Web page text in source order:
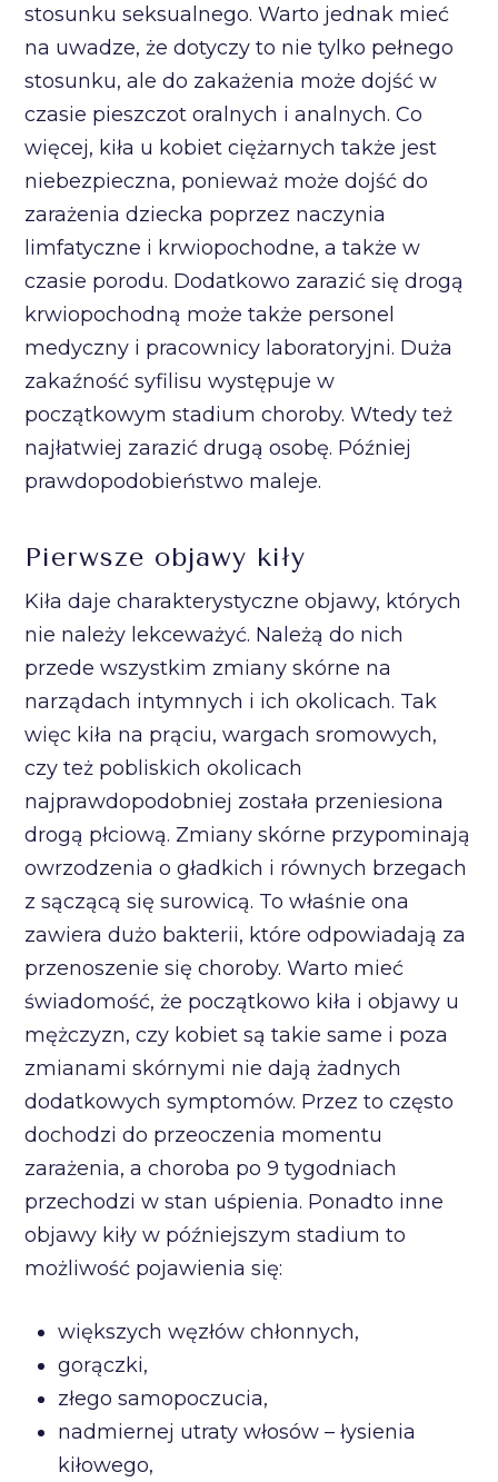
stosunku seksualnego. Warto jednak mieć
na uwadze, że dotyczy to nie tylko pełnego
stosunku, ale do zakażenia może dojść w
czasie pieszczot oralnych i analnych. Co
więcej, kiła u kobiet ciężarnych także jest
niebezpieczna, ponieważ może dojść do
zarażenia dziecka poprzez naczynia
limfatyczne i krwiopochodne, a także w
czasie porodu. Dodatkowo zarazić się drogą
krwiopochodną może także personel
medyczny i pracownicy laboratoryjni. Duża
zakaźność syfilisu występuje w
początkowym stadium choroby. Wtedy też
najłatwiej zarazić drugą osobę. Później
prawdopodobieństwo maleje.
Pierwsze objawy kiły
Kiła daje charakterystyczne objawy, których
nie należy lekceważyć. Należą do nich
przede wszystkim zmiany skórne na
narządach intymnych i ich okolicach. Tak
więc kiła na prąciu, wargach sromowych,
czy też pobliskich okolicach
najprawdopodobniej została przeniesiona
drogą płciową. Zmiany skórne przypominają
owrzodzenia o gładkich i równych brzegach
z sączącą się surowicą. To właśnie ona
zawiera dużo bakterii, które odpowiadają za
przenoszenie się choroby. Warto mieć
świadomość, że początkowo kiła i objawy u
mężczyzn, czy kobiet są takie same i poza
zmianami skórnymi nie dają żadnych
dodatkowych symptomów. Przez to często
dochodzi do przeoczenia momentu
zarażenia, a choroba po 9 tygodniach
przechodzi w stan uśpienia. Ponadto inne
objawy kiły w późniejszym stadium to
możliwość pojawienia się:
większych węzłów chłonnych,
gorączki,
złego samopoczucia,
nadmiernej utraty włosów – łysienia
kiłowego,